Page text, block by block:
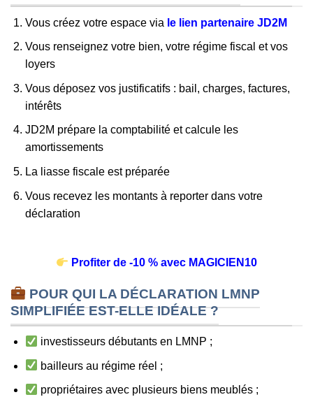
Vous créez votre espace via le lien partenaire JD2M
Vous renseignez votre bien, votre régime fiscal et vos
loyers
Vous déposez vos justificatifs : bail, charges, factures,
intérêts
JD2M prépare la comptabilité et calcule les
amortissements
La liasse fiscale est préparée
Vous recevez les montants à reporter dans votre
déclaration
Profiter de -10 % avec MAGICIEN10
POUR QUI LA DÉCLARATION LMNP
SIMPLIFIÉE EST-ELLE IDÉALE ?
investisseurs débutants en LMNP ;
bailleurs au régime réel ;
propriétaires avec plusieurs biens meublés ;